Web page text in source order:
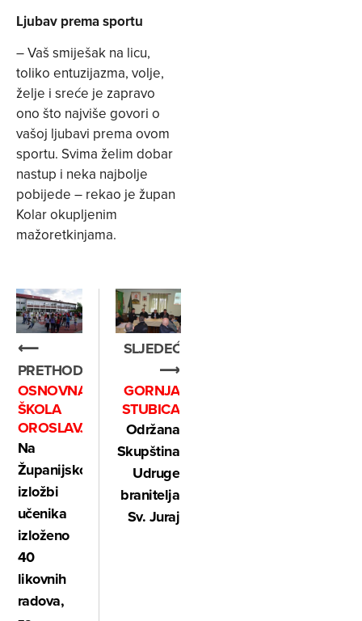
Ljubav prema sportu
– Vaš smiješak na licu,
toliko entuzijazma, volje,
želje i sreće je zapravo
ono što najviše govori o
vašoj ljubavi prema ovom
sportu. Svima želim dobar
nastup i neka najbolje
pobijede – rekao je župan
Kolar okupljenim
mažoretkinjama.
⟵
PRETHODNO
OSNOVNA
ŠKOLA
OROSLAVJE
Na
Županijskoj
izložbi
učenika
izloženo
40
likovnih
radova,
SLJEDEĆE
⟶
GORNJA
STUBICA
Održana
Skupština
Udruge
branitelja
Sv. Juraj